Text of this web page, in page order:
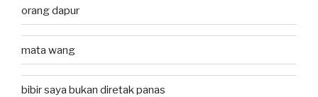
orang dapur
mata wang
bibir saya bukan diretak panas